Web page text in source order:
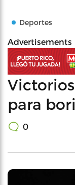
Deportes
Advertisements
para
0